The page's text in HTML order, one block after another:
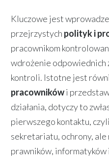
Kluczowe jest
przejrzystych polityk i
pracownikom
wdrożenie odpowiednich
kontroli. Istotne jest
pracownikówi
działania, dotyczy to
pierwszego kontaktu,
sekretariatu, ochrony,
prawników,